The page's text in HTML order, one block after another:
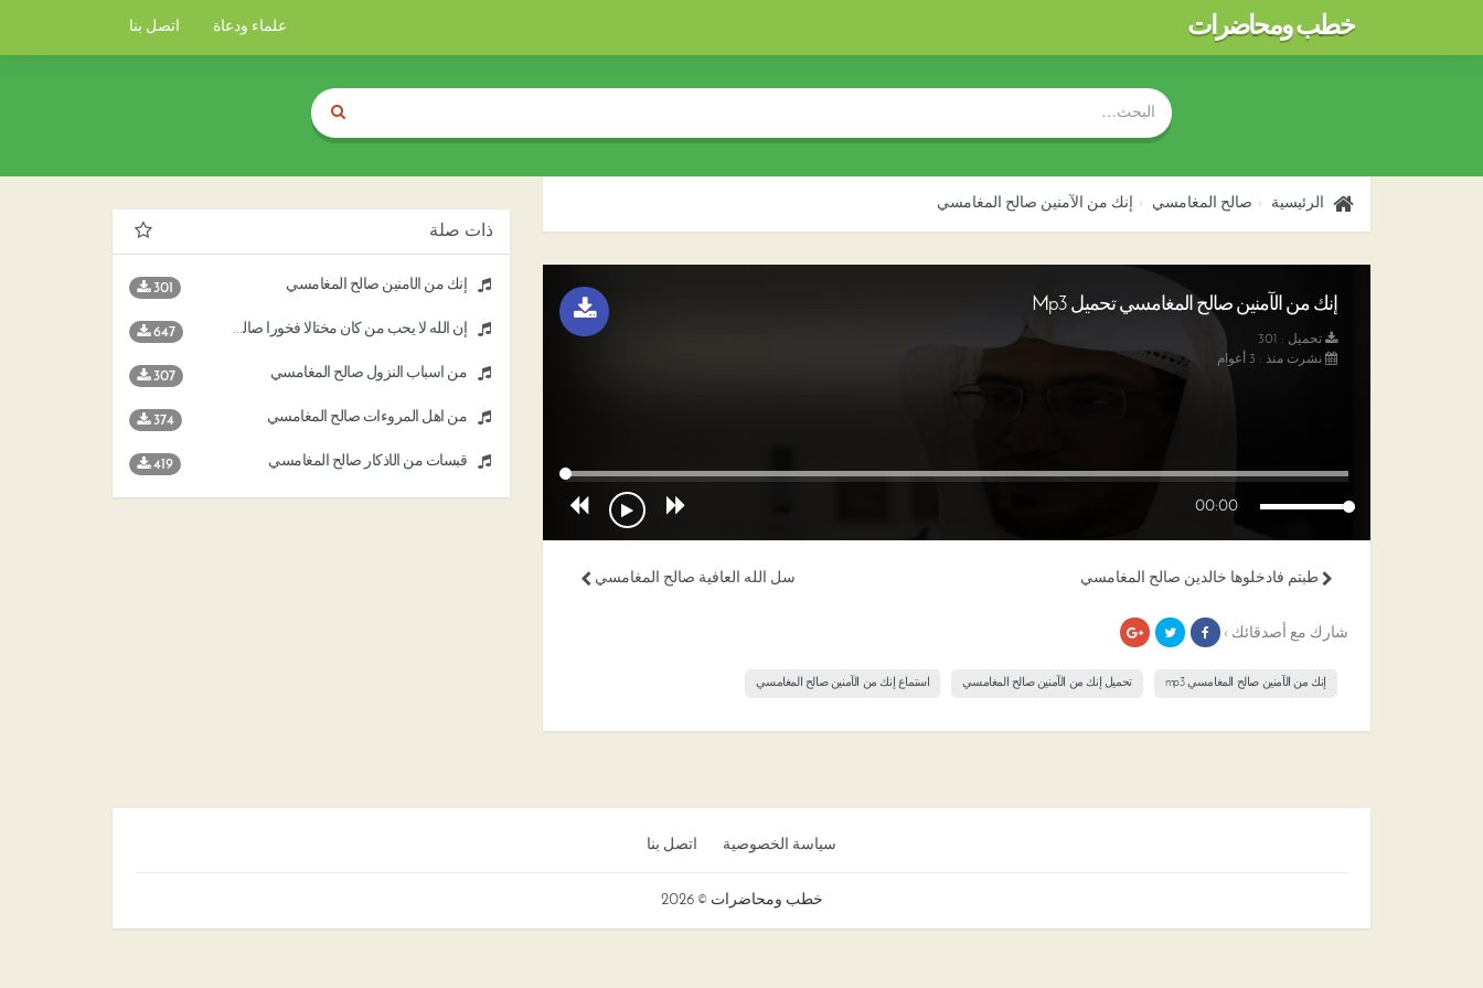
خطب ومحاضرات علماء ودعاة اتصل بنا
الرئيسية صالح المغامسي إنك من الآمنين صالح المغامسي
إنك من الآمنين صالح المغامسي تحميل Mp3
تحميل : 301
نشرت منذ : 3 أعوام
00:00
سل الله العافية صالح المغامسي طبتم فادخلوها خالدين صالح المغامسي
شارك مع أصدقائك ›
إنك من الآمنين صالح المغامسي mp3 تحميل إنك من الآمنين صالح المغامسي استماع إنك من الآمنين صالح المغامسي
ذات صلة
إنك من الآمنين صالح المغامسي 301
إن الله لا يحب من كان مختالا فخورا صالح المغامسي 647
من أسباب النزول صالح المغامسي 307
من أهل المروءات صالح المغامسي 374
قبسات من الأذكار صالح المغامسي 419
سياسة الخصوصية اتصل بنا
خطب ومحاضرات © 2026